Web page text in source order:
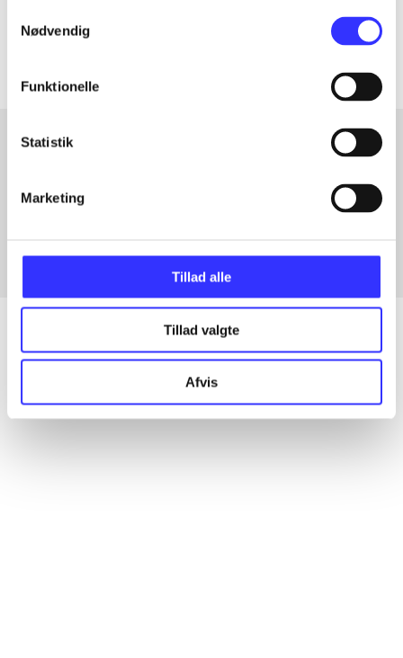
Nødvendig
Funktionelle
Statistik
Marketing
Tillad alle
Tillad valgte
Afvis
Artiklerne i
Fra
Alle registrerede artikler fordelt på udgivelser